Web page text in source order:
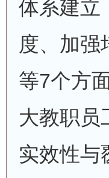
体系建立
度、加强
等7个方
大教职员
实效性与